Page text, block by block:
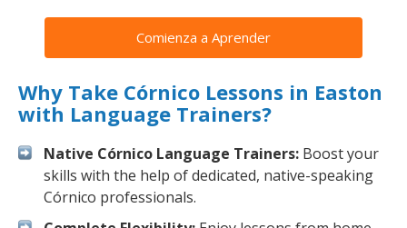
Comienza a Aprender
Why Take Córnico Lessons in Easton
with Language Trainers?
Native Córnico Language Trainers: Boost your
skills with the help of dedicated, native-speaking
Córnico professionals.